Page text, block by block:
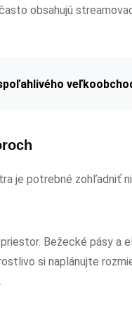
obsahujú
je potrebné zohľadniť
Bežecké pásy a
si naplánujte